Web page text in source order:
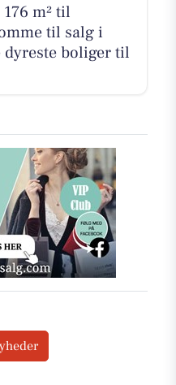
m² til
til salg i
dyreste boliger til